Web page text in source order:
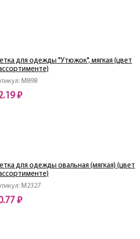
M898
для одежды "Утюжок", мягкая (цвет
₽
M2327
для одежды овальная (мягкая) (цвет
₽